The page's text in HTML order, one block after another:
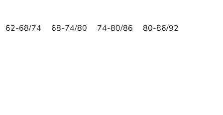
62-68/74 68-74/80 74-80/86 80-86/92